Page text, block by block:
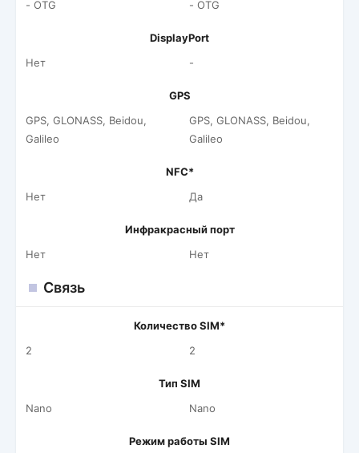
- OTG - OTG
DisplayPort
Нет
-
GPS
GPS, GLONASS, Beidou,
Galileo
GPS, GLONASS, Beidou,
Galileo
NFC*
Нет
Да
Инфракрасный порт
Нет
Нет
Связь
Количество SIM*
2
2
Тип SIM
Nano
Nano
Режим работы SIM